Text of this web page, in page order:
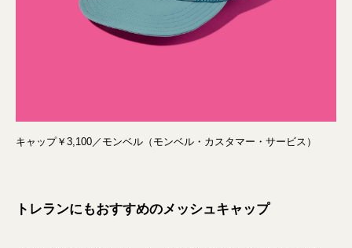
キャップ￥3,100／モンベル（モンベル・カスタマー・サービス）
トレランにもおすすめのメッシュキャップ